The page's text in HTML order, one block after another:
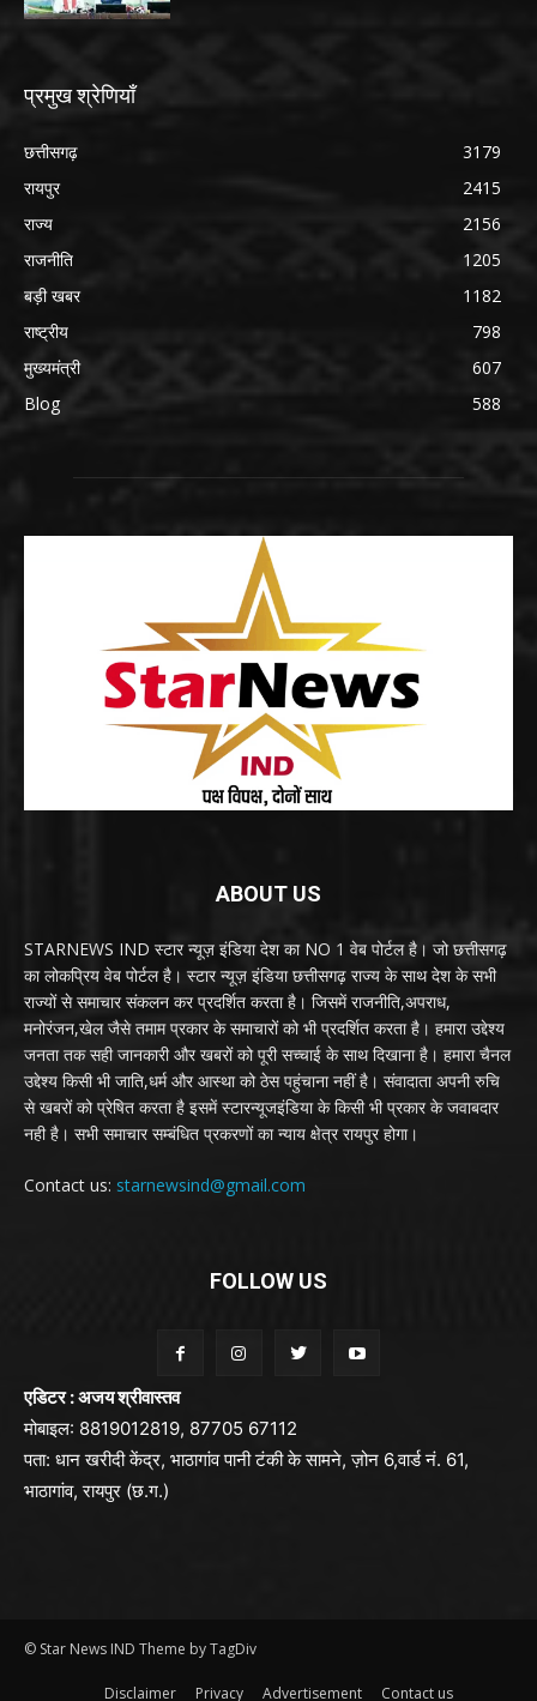
प्रमुख श्रेणियाँ
छत्तीसगढ़
3179
रायपुर
2415
राज्य
2156
राजनीति
1205
बड़ी खबर
1182
राष्ट्रीय
798
मुख्यमंत्री
607
Blog
588
ABOUT US
STARNEWS IND स्टार न्यूज़ इंडिया देश का NO 1 वेब पोर्टल है। जो छत्तीसगढ़
का लोकप्रिय वेब पोर्टल है। स्टार न्यूज़ इंडिया छत्तीसगढ़ राज्य के साथ देश के सभी
राज्यों से समाचार संकलन कर प्रदर्शित करता है। जिसमें राजनीति,अपराध,
मनोरंजन,खेल जैसे तमाम प्रकार के समाचारों को भी प्रदर्शित करता है। हमारा उद्देश्य
जनता तक सही जानकारी और खबरों को पूरी सच्चाई के साथ दिखाना है। हमारा चैनल
उद्देश्य किसी भी जाति,धर्म और आस्था को ठेस पहुंचाना नहीं है। संवादाता अपनी रुचि
से खबरों को प्रेषित करता है इसमें स्टारन्यूजइंडिया के किसी भी प्रकार के जवाबदार
नही है। सभी समाचार सम्बंधित प्रकरणों का न्याय क्षेत्र रायपुर होगा।
Contact us: starnewsind@gmail.com
FOLLOW US
एडिटर : अजय श्रीवास्तव
मोबाइल: 8819012819, 87705 67112
पता: धान खरीदी केंद्र, भाठागांव पानी टंकी के सामने, ज़ोन 6,वार्ड नं. 61,
भाठागांव, रायपुर (छ.ग.)
© Star News IND Theme by TagDiv
Disclaimer Privacy Advertisement Contact us